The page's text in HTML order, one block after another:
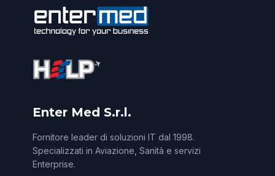
Enter Med S.r.l.
Fornitore leader di soluzioni IT dal 1998.
Specializzati in Aviazione, Sanità e servizi
Enterprise.